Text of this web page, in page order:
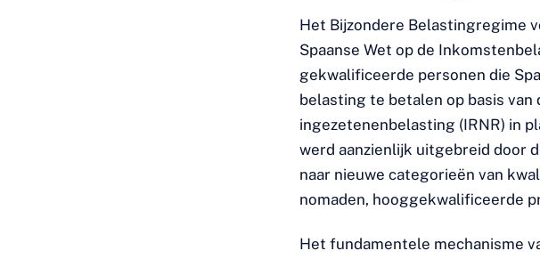
Het Bijzondere Belastingregime
Spaanse Wet op de
gekwalificeerde personen die
belasting te betalen op basis
ingezetenenbelasting (IRNR) in
werd aanzienlijk uitgebreid door
naar nieuwe categorieën van
nomaden, hooggekwalificeerde
Het fundamentele mechanisme